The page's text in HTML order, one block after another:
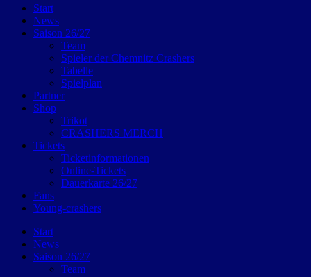
Start
News
Saison 26/27
Team
Spieler der Chemnitz Crashers
Tabelle
Spielplan
Partner
Shop
Trikot
CRASHERS MERCH
Tickets
Ticketinformationen
Online-Tickets
Dauerkarte 26/27
Fans
Young-crashers
Start
News
Saison 26/27
Team